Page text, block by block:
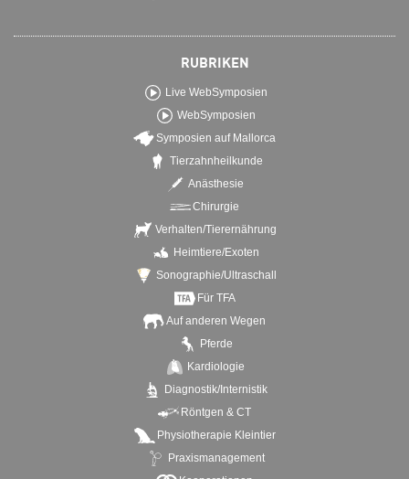
RUBRIKEN
Live WebSymposien
WebSymposien
Symposien auf Mallorca
Tierzahnheilkunde
Anästhesie
Chirurgie
Verhalten/Tierernährung
Heimtiere/Exoten
Sonographie/Ultraschall
Für TFA
Auf anderen Wegen
Pferde
Kardiologie
Diagnostik/Internistik
Röntgen & CT
Physiotherapie Kleintier
Praxismanagement